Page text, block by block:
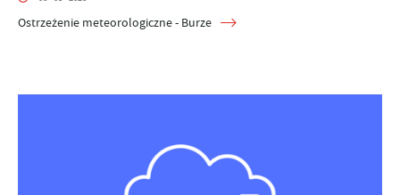
Ostrzeżenie meteorologiczne - Burze